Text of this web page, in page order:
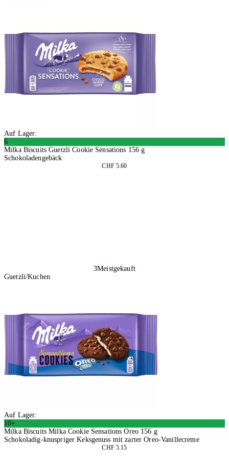
Auf Lager:
6
Milka Biscuits Guetzli Cookie Sensations 156 g
Schokoladengebäck
CHF 5.60
3Meistgekauft
Guetzli/Kuchen
Auf Lager:
10+
Milka Biscuits Milka Cookie Sensations Oreo 156 g
Schokoladig-knuspriger Keksgenuss mit zarter Oreo-Vanillecreme
CHF 5.15